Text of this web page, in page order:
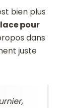
bien plus
pour
dans
juste